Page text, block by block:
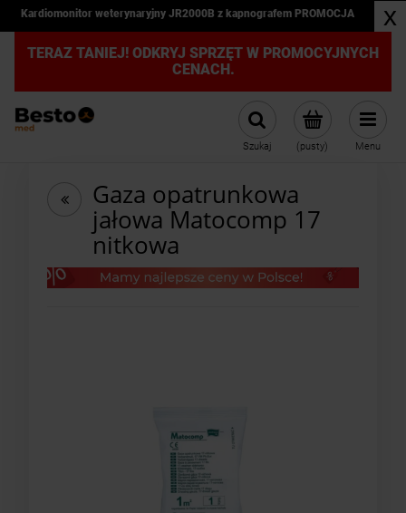
Kardiomonitor weterynaryjny JR2000B z kapnografem PROMOCJA x
TERAZ TANIEJ! ODKRYJ SPRZĘT W PROMOCYJNYCH
CENACH.
(pusty)
Szukaj Menu
Gaza opatrunkowa
jałowa Matocomp 17
nitkowa